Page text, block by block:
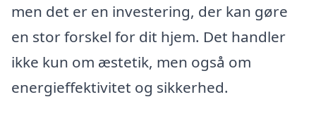
men det er en investering, der kan gøre
en stor forskel for dit hjem. Det handler
ikke kun om æstetik, men også om
energieffektivitet og sikkerhed.